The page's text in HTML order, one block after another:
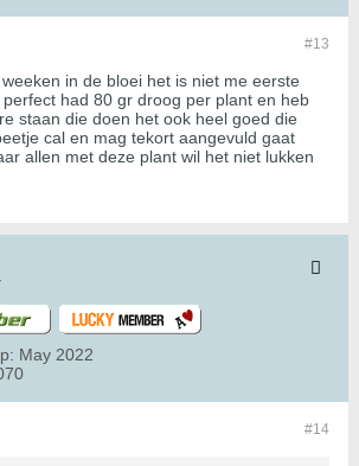
#13
in de bloei het is niet me eerste
had 80 gr droog per plant en heb
staan die doen het ook heel goed die
cal en mag tekort aangevuld gaat
allen met deze plant wil het niet lukken
May 2022
#14